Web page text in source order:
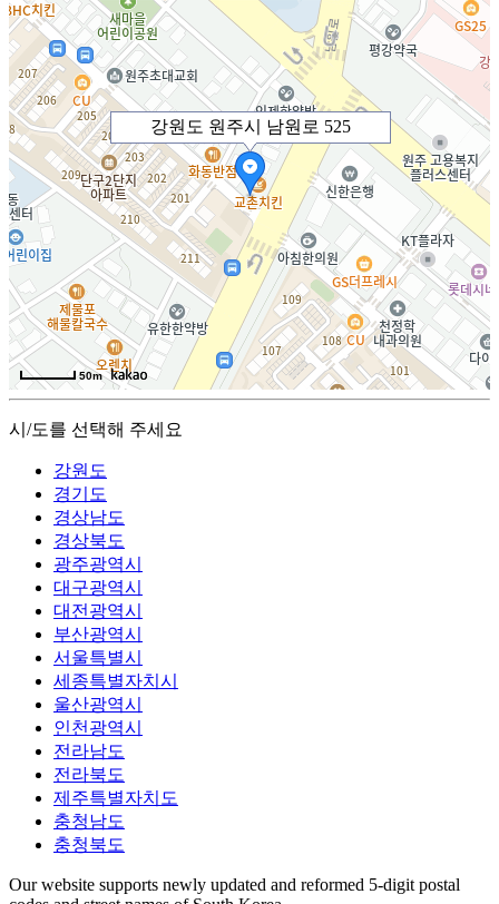
강원도 원주시 남원로 525
50m
시/도를 선택해 주세요
강원도
경기도
경상남도
경상북도
광주광역시
대구광역시
대전광역시
부산광역시
서울특별시
세종특별자치시
울산광역시
인천광역시
전라남도
전라북도
제주특별자치도
충청남도
충청북도
Our website supports newly updated and reformed 5-digit postal